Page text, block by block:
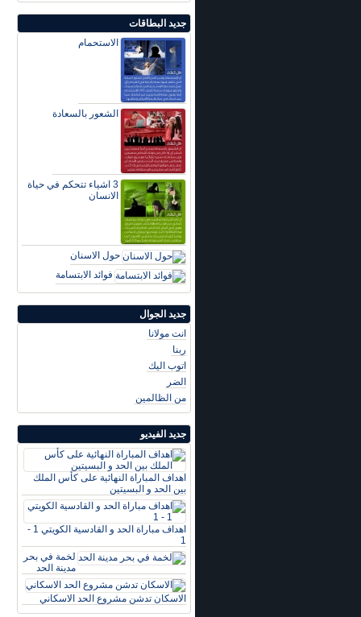
جديد البطاقات
الاستحمام
الشعور بالسعادة
3 اشياء تتحكم في حياة
الانسان
حول الاسنان
فوائد الابتسامة
جديد الجوال
انت مولانا
ربنا
اتوب اليك
الضر
من الظالمين
جديد الفيديو
اهداف المباراة النهائية على كأس الملك
بين الحد و البسيتين
اهداف مباراة الحد و القادسية الكويتي 1 -
1
لخمة في بحر
مدينة الحد
الاسكان تدشن مشروع الحد الاسكاني